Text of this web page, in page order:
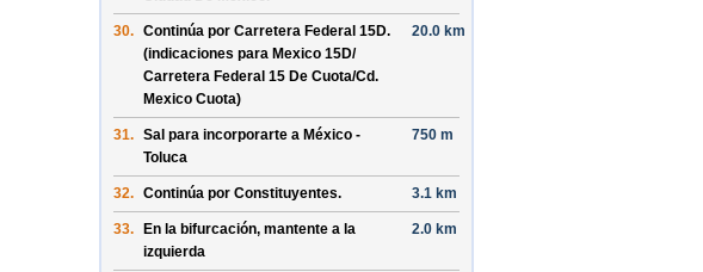
30. Continúa por Carretera Federal 15D.
(indicaciones para Mexico 15D/
Carretera Federal 15 De Cuota/Cd.
Mexico Cuota)
20.0 km
31. Sal para incorporarte a México -
Toluca
750 m
32. Continúa por Constituyentes. 3.1 km
33.
En la bifurcación, mantente a la
izquierda
2.0 km